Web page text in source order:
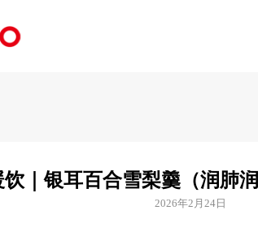
｜银耳百合雪梨羹（润肺
2026年2月24日